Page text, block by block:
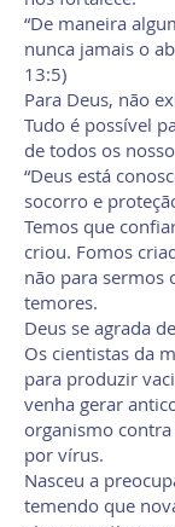
“De maneira
nunca jamais o
13:5)
Para Deus, não
Tudo é possível
de todos os
“Deus está
socorro e
Temos que
criou. Fomos
não para sermos
temores.
Deus se agrada
Os cientistas da
para produzir
venha gerar
organismo
por vírus.
Nasceu a
temendo que